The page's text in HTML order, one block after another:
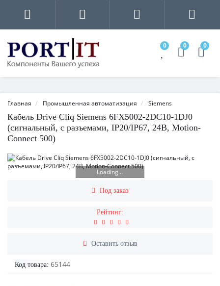
0 0 0
Главная Промышленная автоматизация Siemens
Кабель Drive Cliq Siemens 6FX5002-2DC10-1DJ0
(сигнальный, с разъемами, IP20/IP67, 24В, Motion-
Connect 500)
Loading...
Под заказ
Рейтинг:
Оставить отзыв
Код товара: 65144